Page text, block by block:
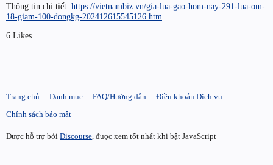
Thông tin chi tiết: https://vietnambiz.vn/gia-lua-gao-hom-nay-291-lua-om-
18-giam-100-dongkg-202412615545126.htm
6 Likes
Trang chủ Danh mục FAQ/Hướng dẫn
Điều khoản Dịch vụ
Chính sách bảo mật
Được hỗ trợ bởi Discourse , được xem tốt nhất khi bật JavaScript